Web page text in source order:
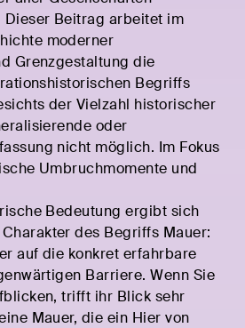
Dieser Beitrag arbeitet im
moderner
Grenzgestaltung die
Begriffs
der Vielzahl historischer
oder
nicht möglich. Im Fokus
Umbruchmomente und
Bedeutung ergibt sich
des Begriffs Mauer:
auf die konkret erfahrbare
Barriere. Wenn Sie
trifft ihr Blick sehr
Mauer, die ein Hier von